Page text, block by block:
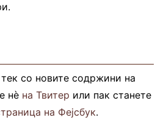
со новите содржини на
нè на Твитер или пак станете
на Фејсбук.